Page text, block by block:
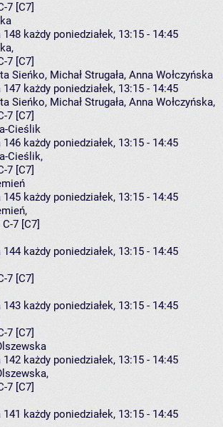
7 [C7]
148 każdy poniedziałek, 13:15 - 14:45
,
7 [C7]
Sieńko, Michał Strugała, Anna Wołczyńska
147 każdy poniedziałek, 13:15 - 14:45
Sieńko, Michał Strugała, Anna Wołczyńska,
7 [C7]
Cieślik
146 każdy poniedziałek, 13:15 - 14:45
Cieślik,
7 [C7]
145 każdy poniedziałek, 13:15 - 14:45
,
C-7 [C7]
144 każdy poniedziałek, 13:15 - 14:45
7 [C7]
143 każdy poniedziałek, 13:15 - 14:45
7 [C7]
142 każdy poniedziałek, 13:15 - 14:45
,
7 [C7]
141 każdy poniedziałek, 13:15 - 14:45